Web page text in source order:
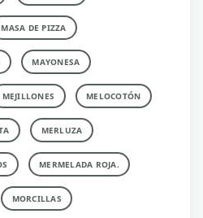
MASA DE PIZZA
MAYONESA
MEJILLONES MELOCOTÓN
MERLUZA
MERMELADA ROJA.
MORCILLAS